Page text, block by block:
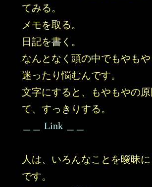
てみる。
メモを取る。
日記を書く。
なんとなく頭の中でもやもや
迷ったり悩むんです。
文字にすると、もやもやの
て、すっきりする。
＿＿ Link ＿＿
人は、いろんなことを曖昧
です。